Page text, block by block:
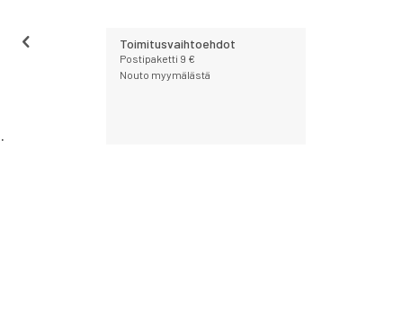
Toimitusvaihtoehdot
Postipaketti 9 €
Nouto myymälästä